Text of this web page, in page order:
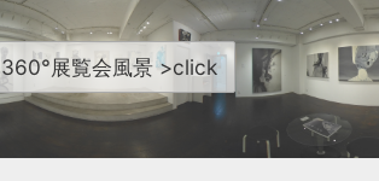
2019
2018
2017
2016
360°展覧会風景 >click